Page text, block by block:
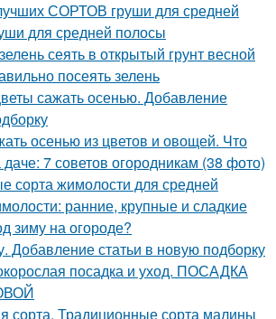
СОРТОВ груши для средней
для средней полосы
сеять в открытый грунт весной
посеять зелень
сажать осенью. Добавление
осенью из цветов и овощей. Что
7 советов огородникам (38 фото)
сорта жимолости для средней
ранние, крупные и сладкие
зиму на огороде?
Добавление статьи в новую подборку
посадка и уход. ПОСАДКА
сорта. Традиционные сорта малины